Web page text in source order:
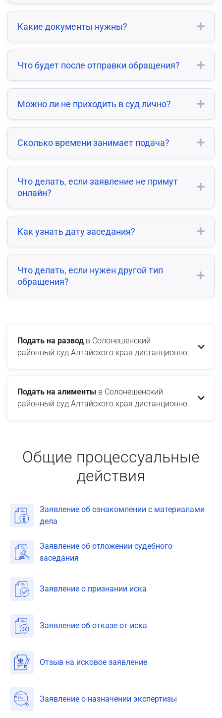
Какие документы нужны?
Что будет после отправки обращения?
Можно ли не приходить в суд лично?
Сколько времени занимает подача?
Что делать, если заявление не примут
онлайн?
Как узнать дату заседания?
Что делать, если нужен другой тип
обращения?
Подать на развод в Солонешенский
районный суд Алтайского края дистанционно
Подать на алименты в Солонешенский
районный суд Алтайского края дистанционно
Общие процессуальные
действия
Заявление об ознакомлении с материалами
дела
Заявление об отложении судебного
заседания
Заявление о признании иска
Заявление об отказе от иска
Отзыв на исковое заявление
Заявление о назначении экспертизы